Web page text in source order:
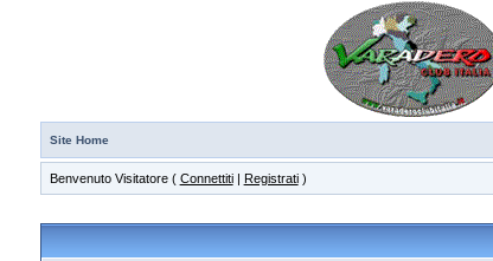
Site Home
Benvenuto Visitatore ( Connettiti| Registrati)